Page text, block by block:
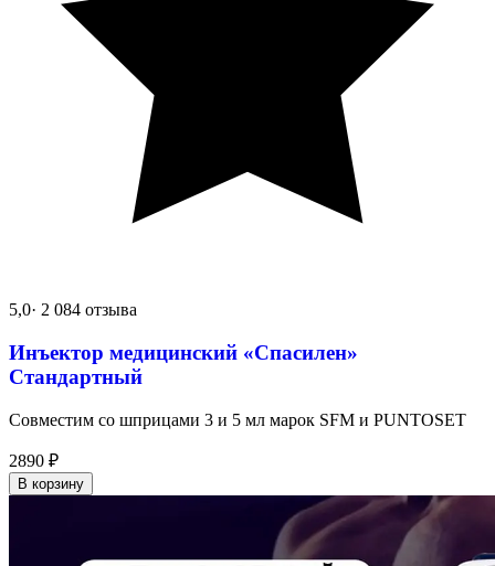
5,0· 2 084 отзыва
Инъектор медицинский «Спасилен»
Стандартный
Совместим со шприцами 3 и 5 мл марок SFM и PUNTOSET
2890 ₽
В корзину